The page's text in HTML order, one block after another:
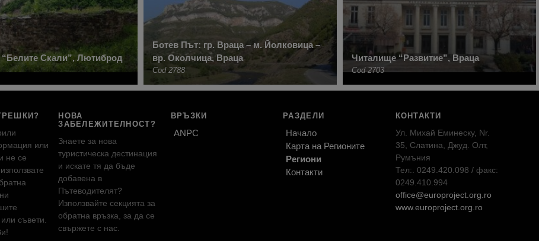
“Белите Скали”, Лютиброд
Ботев Път: гр. Враца – м. Йолковица –
вр. Околчица, Враца
Cod 2788
Читалище “Развитие”, Враца
Cod 2703
или
не се
съвети.
НОВА
ЗАБЕЛЕЖИТЕЛНОСТ?
Знаете за нова
туристическа дестинация
и искате тя да бъде
добавена в
Пътеводителят?
Използвайте секцията за
обратна връзка, за да се
свържете с нас.
ВРЪЗКИ
ANPC
РАЗДЕЛИ
Начало
Карта на Регионите
Региони
Контакти
КОНТАКТИ
Ул. Михай Еминеску, Nr.
35, Слатина, Джуд. Олт,
Румъния
Тел:. 0249.420.098 / факс:
0249.410.994
office@europroject.org.ro
www.europroject.org.ro